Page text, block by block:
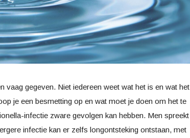
vaag gegeven. Niet iedereen weet wat het is en wat het
je een besmetting op en wat moet je doen om het te
infectie zware gevolgen kan hebben. Men spreekt
infectie kan er zelfs longontsteking ontstaan, met